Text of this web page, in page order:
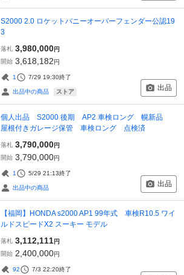
S2000 2.0 ロケットバニーオーバーフェンダー公認19
3
落札 3,980,000円
開始 3,618,182円
1 7/29 19:30終了
出品中の商品 ストア 出品
個人出品 S2000 後期 AP2 車検ロング 幌新品
屋根付きガレージ保管 車検ロング 点検済
落札 3,790,000円
開始 3,790,000円
1 5/29 21:13終了
出品中の商品 出品
【福岡】HONDA s2000 AP1 99年式 車検R10.5 ワイ
ルドスピードX2 スーキー モデル
落札 3,112,111円
開始 2,400,000円
92 7/3 22:20終了